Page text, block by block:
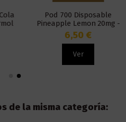
Pod 700 Disposable
Pineapple Lemon 20mg -
Muss Marmol
6,50 €
Ver
de la misma categoría: